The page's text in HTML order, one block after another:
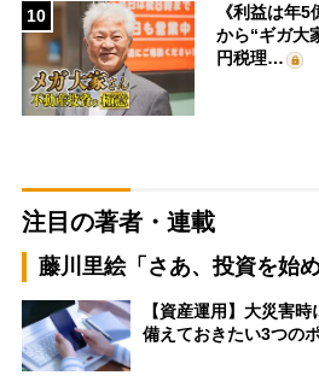
10
《利益は年
から“ギガ大
円税理…
注目の著者・連載
藤川里絵「さあ、投資を始め
【資産運用】大災害
備えておきたい3つの